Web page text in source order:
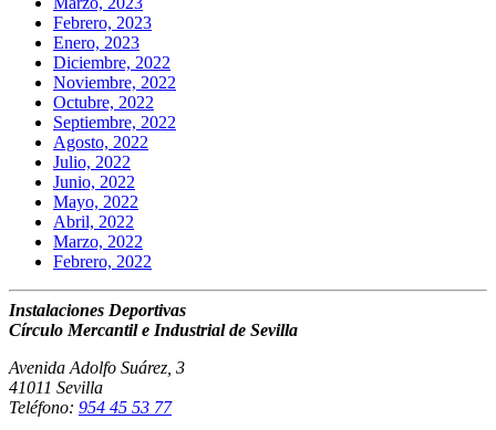
Febrero, 2023
Enero, 2023
Diciembre, 2022
Noviembre, 2022
Octubre, 2022
Septiembre, 2022
Agosto, 2022
Julio, 2022
Junio, 2022
Mayo, 2022
Abril, 2022
Marzo, 2022
Febrero, 2022
Instalaciones Deportivas
Círculo Mercantil e Industrial de Sevilla
Avenida Adolfo Suárez, 3
41011 Sevilla
Teléfono: 954 45 53 77